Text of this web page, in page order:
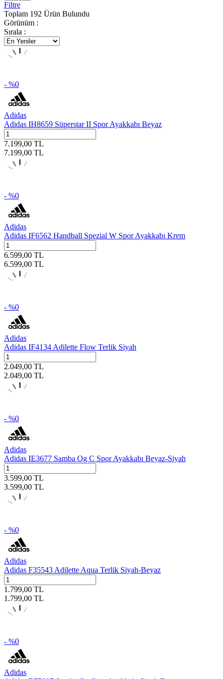
Filtre
Toplam 192 Ürün Bulundu
Görünüm :
Sırala :
- %0
Adidas
Adidas IH8659 Süperstar II Spor Ayakkabı Beyaz
7.199,00 TL
7.199,00 TL
- %0
Adidas
Adidas IF6562 Handball Spezial W Spor Ayakkabı Krem
6.599,00 TL
6.599,00 TL
- %0
Adidas
Adidas IF4134 Adilette Flow Terlik Siyah
2.049,00 TL
2.049,00 TL
- %0
Adidas
Adidas IE3677 Samba Og C Spor Ayakkabı Beyaz-Siyah
3.599,00 TL
3.599,00 TL
- %0
Adidas
Adidas F35543 Adilette Aqua Terlik Siyah-Beyaz
1.799,00 TL
1.799,00 TL
- %0
Adidas